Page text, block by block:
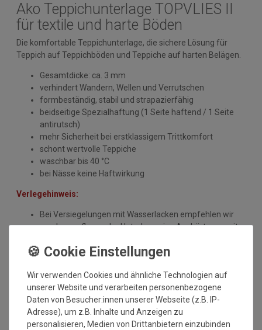
Ako Teppichunterlage TOPVLIES II
für textile und harte Böden
Die komfortable Teppichunterlage, die sichere Lösung für
Teppich auf Teppichböden und Teppiche auf harten Belägen.
Gesamtdicke: ca. 3 mm
verhindert Wandern, Wellen und Verrutschen
formbeständig, stabil und strapazierfähig
beidseitige Spezialhaftung (1 Seite haftend / 1 Seite
antirutsch)
mehr Sicherheit bei erstklassigem Trittkomfort
schont wertvolle Teppiche
waschbar bis 40 °C
bei Nässe keine Haftwirkung
Verlegehinweis:
Bei Versiegelungen mit Wasserlacken empfehlen wir
vor dem auflegen der Unterlage eine Aushärtungszeit
Nur geeignet bei lösemittelfreien Öl- und
Bei Nässe keine Haft- und keine Antirutschwirkung!
MEHR INFORMATIONEN ZUM EU VERANTWORTLICHEN »
Wir verwenden Cookies und ähnliche Technologien auf
unserer Website und verarbeiten personenbezogene
Daten von Besucher:innen unserer Webseite (z.B. IP-
Adresse), um z.B. Inhalte und Anzeigen zu
personalisieren, Medien von Drittanbietern einzubinden